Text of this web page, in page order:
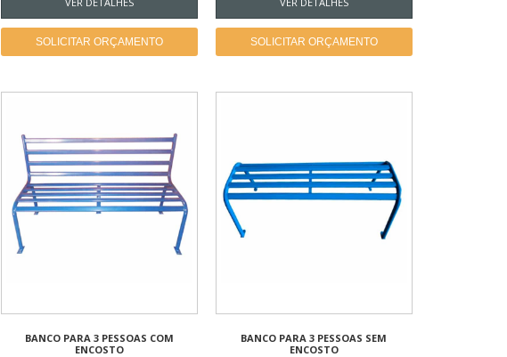
SOLICITAR ORÇAMENTO SOLICITAR ORÇAMENTO
BANCO PARA 3 PESSOAS COM
ENCOSTO
BANCO PARA 3 PESSOAS SEM
ENCOSTO